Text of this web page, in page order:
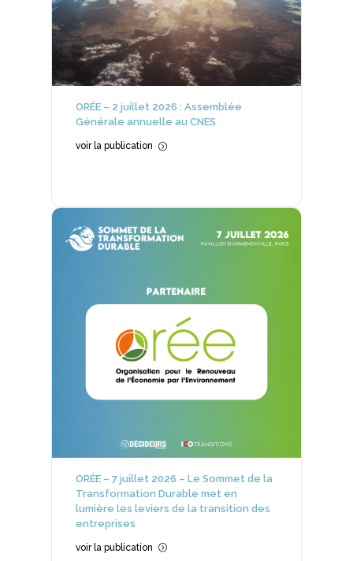
ORÉE – 2 juillet 2026 : Assemblée
Générale annuelle au CNES
voir la publication =
ORÉE – 7 juillet 2026 – Le Sommet de la
Transformation Durable met en
lumière les leviers de la transition des
entreprises
voir la publication =